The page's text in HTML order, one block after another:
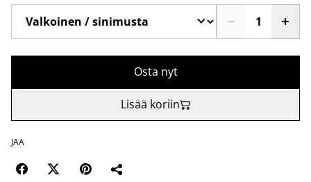
Osta nyt
Lisää koriin
JAA